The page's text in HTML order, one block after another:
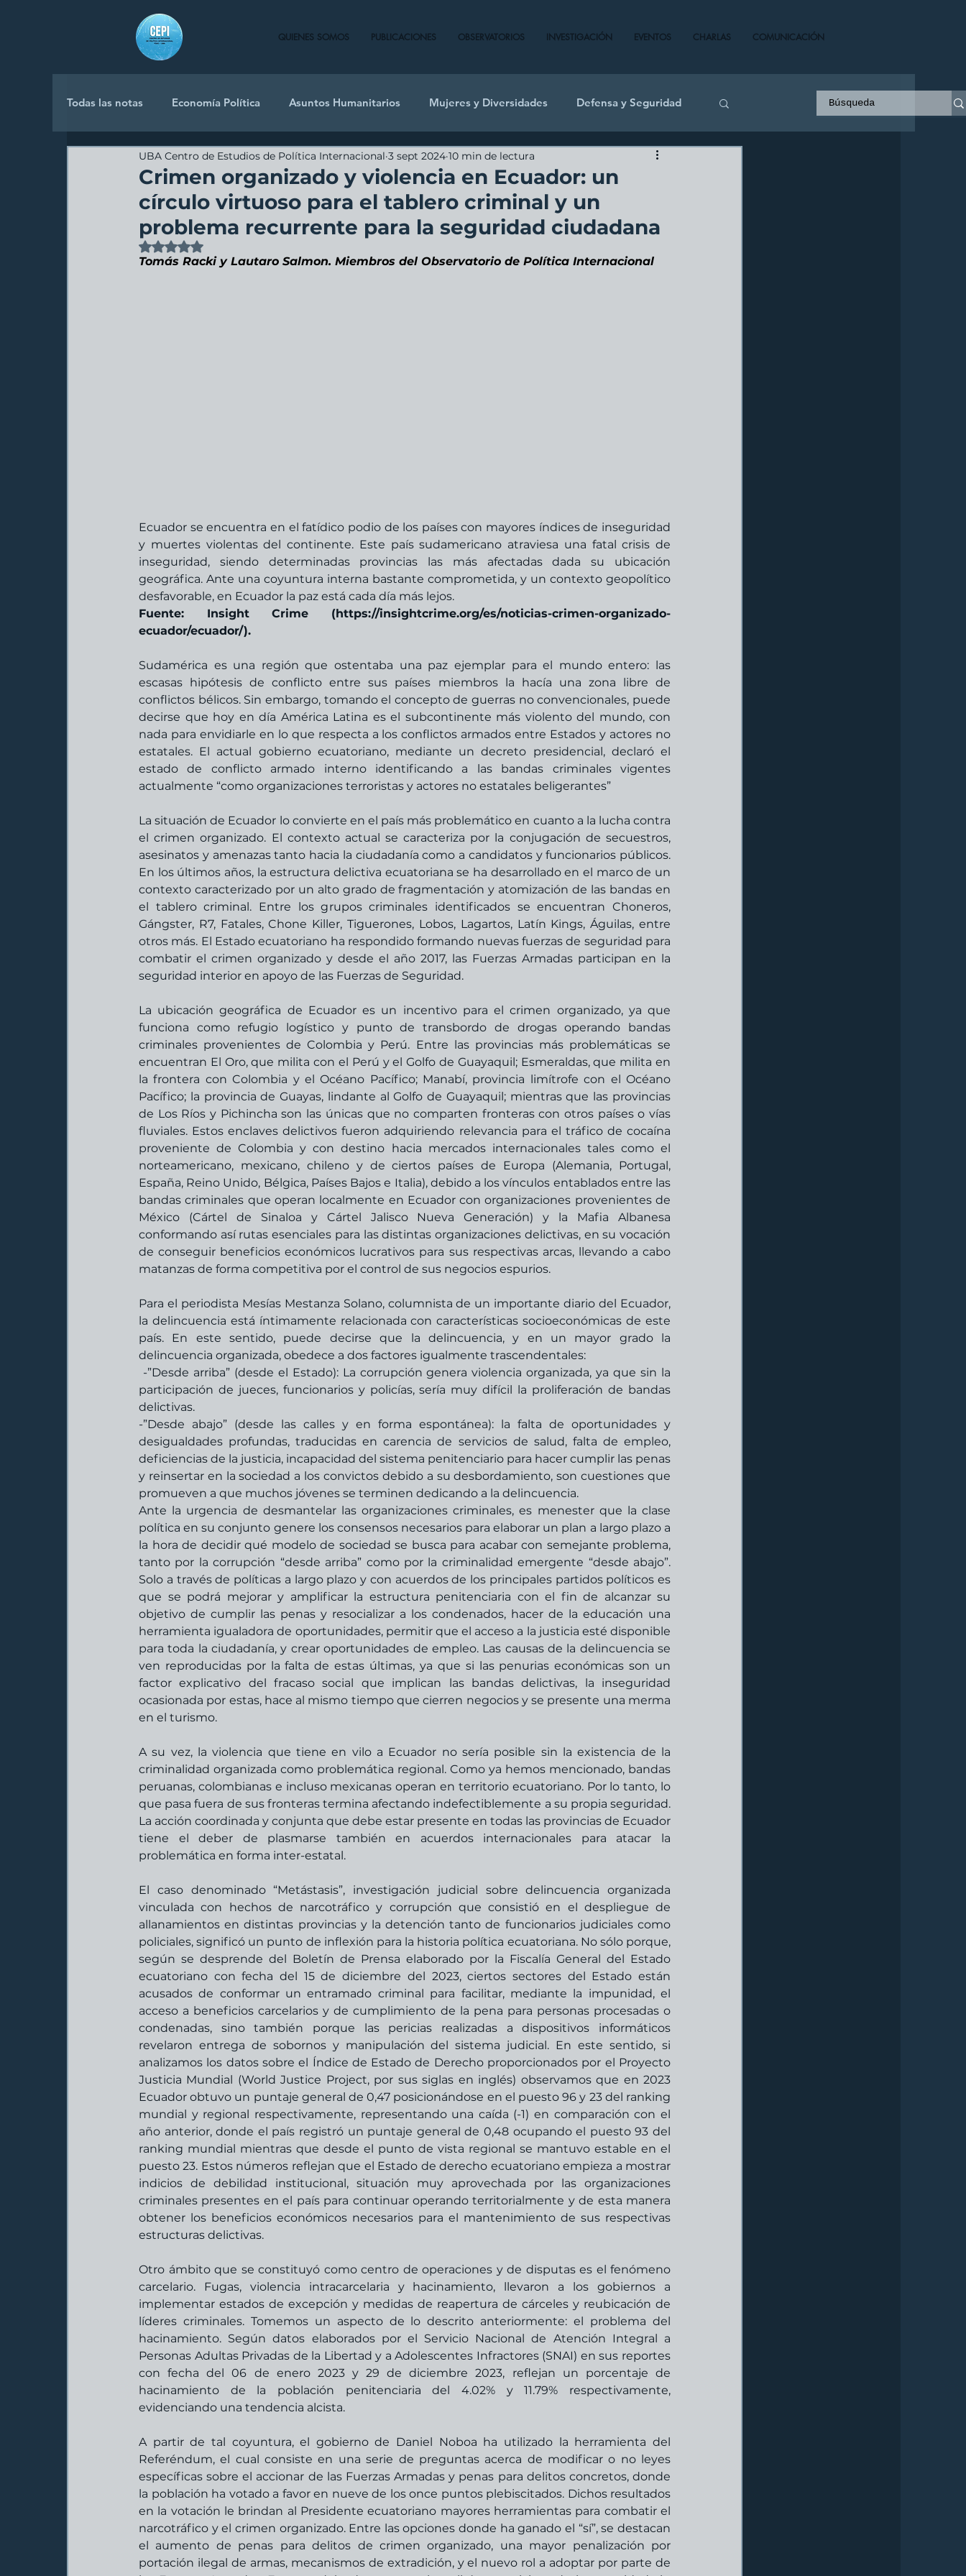
QUIENES SOMOS PUBLICACIONES OBSERVATORIOS INVESTIGACIÓN EVENTOS CHARLAS COMUNICACIÓN
Todas las notas Economía Política Asuntos Humanitarios Mujeres y Diversidades Defensa y Seguridad
Política Internacional
Crimen organizado y violencia en Ecuador: un
círculo virtuoso para el tablero criminal y un
problema recurrente para la seguridad ciudadana
UBA Centro de Estudios de Política Internacional 3 sept 2024 10 min de lectura
Obtuvo NaN de 5 estrellas.
Tomás Racki y Lautaro Salmon. Miembros del Observatorio de Política Internacional
Ecuador se encuentra en el fatídico podio de los países con mayores índices de inseguridad
y muertes violentas del continente. Este país sudamericano atraviesa una fatal crisis de
inseguridad, siendo determinadas provincias las más afectadas dada su ubicación
geográfica. Ante una coyuntura interna bastante comprometida, y un contexto geopolítico
desfavorable, en Ecuador la paz está cada día más lejos.
Fuente: Insight Crime (https://insightcrime.org/es/noticias-crimen-organizado-
ecuador/ecuador/).
Sudamérica es una región que ostentaba una paz ejemplar para el mundo entero: las
escasas hipótesis de conflicto entre sus países miembros la hacía una zona libre de
conflictos bélicos. Sin embargo, tomando el concepto de guerras no convencionales, puede
decirse que hoy en día América Latina es el subcontinente más violento del mundo, con
nada para envidiarle en lo que respecta a los conflictos armados entre Estados y actores no
estatales. El actual gobierno ecuatoriano, mediante un decreto presidencial, declaró el
estado de conflicto armado interno identificando a las bandas criminales vigentes
actualmente “como organizaciones terroristas y actores no estatales beligerantes”
La situación de Ecuador lo convierte en el país más problemático en cuanto a la lucha contra
el crimen organizado. El contexto actual se caracteriza por la conjugación de secuestros,
asesinatos y amenazas tanto hacia la ciudadanía como a candidatos y funcionarios públicos.
En los últimos años, la estructura delictiva ecuatoriana se ha desarrollado en el marco de un
contexto caracterizado por un alto grado de fragmentación y atomización de las bandas en
el tablero criminal. Entre los grupos criminales identificados se encuentran Choneros,
Gángster, R7, Fatales, Chone Killer, Tiguerones, Lobos, Lagartos, Latín Kings, Águilas, entre
otros más. El Estado ecuatoriano ha respondido formando nuevas fuerzas de seguridad para
combatir el crimen organizado y desde el año 2017, las Fuerzas Armadas participan en la
seguridad interior en apoyo de las Fuerzas de Seguridad.
La ubicación geográfica de Ecuador es un incentivo para el crimen organizado, ya que
funciona como refugio logístico y punto de transbordo de drogas operando bandas
criminales provenientes de Colombia y Perú. Entre las provincias más problemáticas se
encuentran El Oro, que milita con el Perú y el Golfo de Guayaquil; Esmeraldas, que milita en
la frontera con Colombia y el Océano Pacífico; Manabí, provincia limítrofe con el Océano
Pacífico; la provincia de Guayas, lindante al Golfo de Guayaquil; mientras que las provincias
de Los Ríos y Pichincha son las únicas que no comparten fronteras con otros países o vías
fluviales. Estos enclaves delictivos fueron adquiriendo relevancia para el tráfico de cocaína
proveniente de Colombia y con destino hacia mercados internacionales tales como el
norteamericano, mexicano, chileno y de ciertos países de Europa (Alemania, Portugal,
España, Reino Unido, Bélgica, Países Bajos e Italia), debido a los vínculos entablados entre las
bandas criminales que operan localmente en Ecuador con organizaciones provenientes de
México (Cártel de Sinaloa y Cártel Jalisco Nueva Generación) y la Mafia Albanesa
conformando así rutas esenciales para las distintas organizaciones delictivas, en su vocación
de conseguir beneficios económicos lucrativos para sus respectivas arcas, llevando a cabo
matanzas de forma competitiva por el control de sus negocios espurios.
Para el periodista Mesías Mestanza Solano, columnista de un importante diario del Ecuador,
la delincuencia está íntimamente relacionada con características socioeconómicas de este
país. En este sentido, puede decirse que la delincuencia, y en un mayor grado la
delincuencia organizada, obedece a dos factores igualmente trascendentales:
participación de jueces, funcionarios y policías, sería muy difícil la proliferación de bandas
delictivas.
-”Desde abajo” (desde las calles y en forma espontánea): la falta de oportunidades y
desigualdades profundas, traducidas en carencia de servicios de salud, falta de empleo,
deficiencias de la justicia, incapacidad del sistema penitenciario para hacer cumplir las penas
y reinsertar en la sociedad a los convictos debido a su desbordamiento, son cuestiones que
promueven a que muchos jóvenes se terminen dedicando a la delincuencia.
Ante la urgencia de desmantelar las organizaciones criminales, es menester que la clase
política en su conjunto genere los consensos necesarios para elaborar un plan a largo plazo a
la hora de decidir qué modelo de sociedad se busca para acabar con semejante problema,
tanto por la corrupción “desde arriba” como por la criminalidad emergente “desde abajo”.
Solo a través de políticas a largo plazo y con acuerdos de los principales partidos políticos es
que se podrá mejorar y amplificar la estructura penitenciaria con el fin de alcanzar su
objetivo de cumplir las penas y resocializar a los condenados, hacer de la educación una
herramienta igualadora de oportunidades, permitir que el acceso a la justicia esté disponible
para toda la ciudadanía, y crear oportunidades de empleo. Las causas de la delincuencia se
ven reproducidas por la falta de estas últimas, ya que si las penurias económicas son un
factor explicativo del fracaso social que implican las bandas delictivas, la inseguridad
ocasionada por estas, hace al mismo tiempo que cierren negocios y se presente una merma
en el turismo.
A su vez, la violencia que tiene en vilo a Ecuador no sería posible sin la existencia de la
criminalidad organizada como problemática regional. Como ya hemos mencionado, bandas
peruanas, colombianas e incluso mexicanas operan en territorio ecuatoriano. Por lo tanto, lo
que pasa fuera de sus fronteras termina afectando indefectiblemente a su propia seguridad.
La acción coordinada y conjunta que debe estar presente en todas las provincias de Ecuador
tiene el deber de plasmarse también en acuerdos internacionales para atacar la
problemática en forma inter-estatal.
El caso denominado “Metástasis”, investigación judicial sobre delincuencia organizada
vinculada con hechos de narcotráfico y corrupción que consistió en el despliegue de
allanamientos en distintas provincias y la detención tanto de funcionarios judiciales como
policiales, significó un punto de inflexión para la historia política ecuatoriana. No sólo porque,
según se desprende del Boletín de Prensa elaborado por la Fiscalía General del Estado
ecuatoriano con fecha del 15 de diciembre del 2023, ciertos sectores del Estado están
acusados de conformar un entramado criminal para facilitar, mediante la impunidad, el
acceso a beneficios carcelarios y de cumplimiento de la pena para personas procesadas o
condenadas, sino también porque las pericias realizadas a dispositivos informáticos
revelaron entrega de sobornos y manipulación del sistema judicial. En este sentido, si
analizamos los datos sobre el Índice de Estado de Derecho proporcionados por el Proyecto
Justicia Mundial (World Justice Project, por sus siglas en inglés) observamos que en 2023
Ecuador obtuvo un puntaje general de 0,47 posicionándose en el puesto 96 y 23 del ranking
mundial y regional respectivamente, representando una caída (-1) en comparación con el
año anterior, donde el país registró un puntaje general de 0,48 ocupando el puesto 93 del
ranking mundial mientras que desde el punto de vista regional se mantuvo estable en el
puesto 23. Estos números reflejan que el Estado de derecho ecuatoriano empieza a mostrar
indicios de debilidad institucional, situación muy aprovechada por las organizaciones
criminales presentes en el país para continuar operando territorialmente y de esta manera
obtener los beneficios económicos necesarios para el mantenimiento de sus respectivas
estructuras delictivas.
Otro ámbito que se constituyó como centro de operaciones y de disputas es el fenómeno
carcelario. Fugas, violencia intracarcelaria y hacinamiento, llevaron a los gobiernos a
implementar estados de excepción y medidas de reapertura de cárceles y reubicación de
líderes criminales. Tomemos un aspecto de lo descrito anteriormente: el problema del
hacinamiento. Según datos elaborados por el Servicio Nacional de Atención Integral a
Personas Adultas Privadas de la Libertad y a Adolescentes Infractores (SNAI) en sus reportes
con fecha del 06 de enero 2023 y 29 de diciembre 2023, reflejan un porcentaje de
hacinamiento de la población penitenciaria del 4.02% y 11.79% respectivamente,
evidenciando una tendencia alcista.
A partir de tal coyuntura, el gobierno de Daniel Noboa ha utilizado la herramienta del
Referéndum, el cual consiste en una serie de preguntas acerca de modificar o no leyes
específicas sobre el accionar de las Fuerzas Armadas y penas para delitos concretos, donde
la población ha votado a favor en nueve de los once puntos plebiscitados. Dichos resultados
en la votación le brindan al Presidente ecuatoriano mayores herramientas para combatir el
narcotráfico y el crimen organizado. Entre las opciones donde ha ganado el “sí”, se destacan
el aumento de penas para delitos de crimen organizado, una mayor penalización por
portación ilegal de armas, mecanismos de extradición, y el nuevo rol a adoptar por parte de